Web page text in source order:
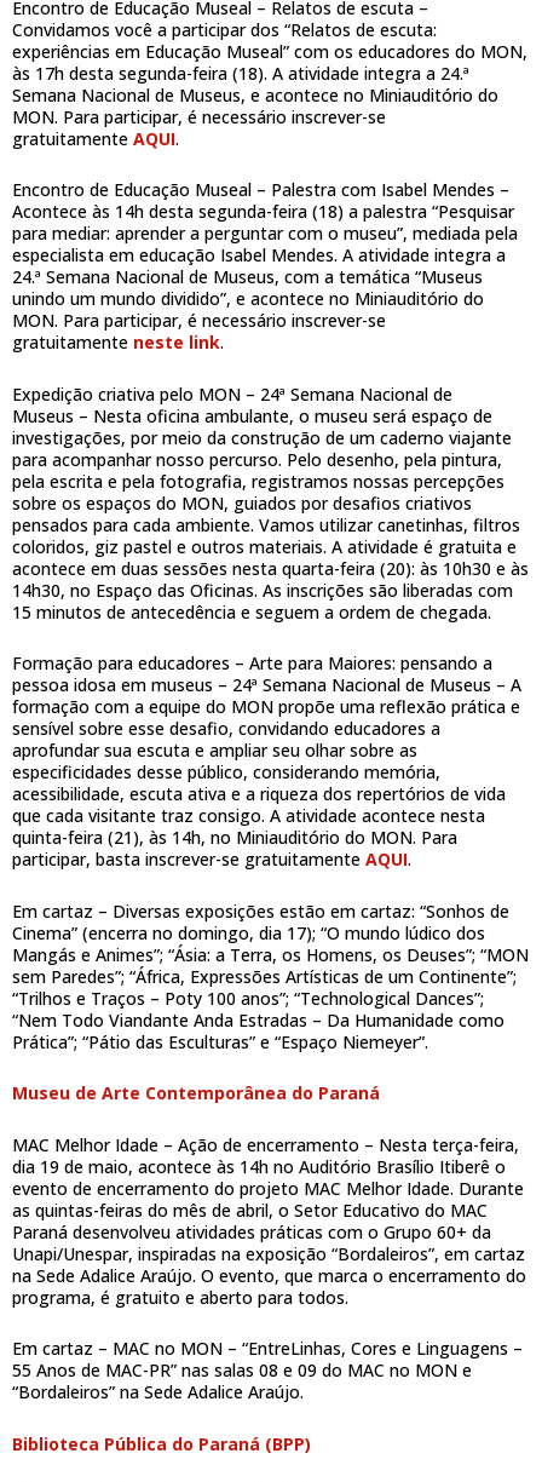
Encontro de Educação Museal – Relatos de escuta –
Convidamos você a participar dos “Relatos de escuta:
experiências em Educação Museal” com os educadores do MON,
às 17h desta segunda-feira (18). A atividade integra a 24.ª
Semana Nacional de Museus, e acontece no Miniauditório do
MON. Para participar, é necessário inscrever-se
gratuitamente AQUI.
Encontro de Educação Museal – Palestra com Isabel Mendes –
Acontece às 14h desta segunda-feira (18) a palestra “Pesquisar
para mediar: aprender a perguntar com o museu”, mediada pela
especialista em educação Isabel Mendes. A atividade integra a
24.ª Semana Nacional de Museus, com a temática “Museus
unindo um mundo dividido”, e acontece no Miniauditório do
MON. Para participar, é necessário inscrever-se
gratuitamente neste link.
Expedição criativa pelo MON – 24ª Semana Nacional de
Museus – Nesta oficina ambulante, o museu será espaço de
investigações, por meio da construção de um caderno viajante
para acompanhar nosso percurso. Pelo desenho, pela pintura,
pela escrita e pela fotografia, registramos nossas percepções
sobre os espaços do MON, guiados por desafios criativos
pensados para cada ambiente. Vamos utilizar canetinhas, filtros
coloridos, giz pastel e outros materiais. A atividade é gratuita e
acontece em duas sessões nesta quarta-feira (20): às 10h30 e às
14h30, no Espaço das Oficinas. As inscrições são liberadas com
15 minutos de antecedência e seguem a ordem de chegada.
Formação para educadores – Arte para Maiores: pensando a
pessoa idosa em museus – 24ª Semana Nacional de Museus – A
formação com a equipe do MON propõe uma reflexão prática e
sensível sobre esse desafio, convidando educadores a
aprofundar sua escuta e ampliar seu olhar sobre as
especificidades desse público, considerando memória,
acessibilidade, escuta ativa e a riqueza dos repertórios de vida
que cada visitante traz consigo. A atividade acontece nesta
quinta-feira (21), às 14h, no Miniauditório do MON. Para
participar, basta inscrever-se gratuitamente AQUI.
Em cartaz – Diversas exposições estão em cartaz: “Sonhos de
Cinema” (encerra no domingo, dia 17); “O mundo lúdico dos
Mangás e Animes”; “Ásia: a Terra, os Homens, os Deuses”; “MON
sem Paredes”; “África, Expressões Artísticas de um Continente”;
“Trilhos e Traços – Poty 100 anos”; “Technological Dances”;
“Nem Todo Viandante Anda Estradas – Da Humanidade como
Prática”; “Pátio das Esculturas” e “Espaço Niemeyer”.
Museu de Arte Contemporânea do Paraná
MAC Melhor Idade – Ação de encerramento – Nesta terça-feira,
dia 19 de maio, acontece às 14h no Auditório Brasílio Itiberê o
evento de encerramento do projeto MAC Melhor Idade. Durante
as quintas-feiras do mês de abril, o Setor Educativo do MAC
Paraná desenvolveu atividades práticas com o Grupo 60+ da
Unapi/Unespar, inspiradas na exposição “Bordaleiros”, em cartaz
na Sede Adalice Araújo. O evento, que marca o encerramento do
programa, é gratuito e aberto para todos.
Em cartaz – MAC no MON – “EntreLinhas, Cores e Linguagens –
55 Anos de MAC-PR” nas salas 08 e 09 do MAC no MON e
“Bordaleiros” na Sede Adalice Araújo.
Biblioteca Pública do Paraná (BPP)